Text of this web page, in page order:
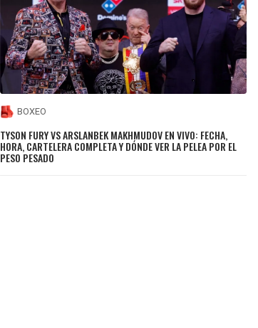
BOXEO
TYSON FURY VS ARSLANBEK MAKHMUDOV EN VIVO: FECHA,
HORA, CARTELERA COMPLETA Y DÓNDE VER LA PELEA POR EL
PESO PESADO